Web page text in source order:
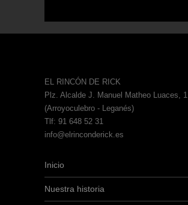
EL RINCÓN DE RICK
Plz. Alcalde J. Manuel Matheo Luaces, 1
(Arroyoculebro - Leganés)
Tlf: 91 648 52 31
info@elrinconderick.es
Inicio
Nuestra historia